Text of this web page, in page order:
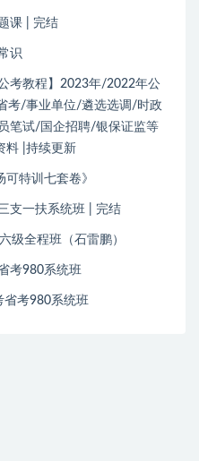
课 | 完结
识
考教程】2023年/2022年公
考/事业单位/遴选选调/时政
笔试/国企招聘/银保证监等
料 |持续更新
可特训七套卷》
支一扶系统班 | 完结
级全程班（石雷鹏）
考980系统班
省考980系统班